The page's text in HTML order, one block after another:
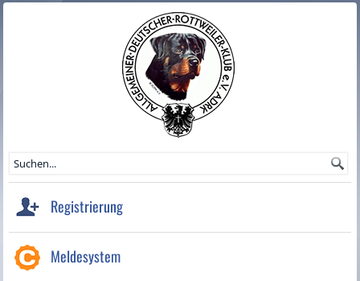
Registrierung
Meldesystem